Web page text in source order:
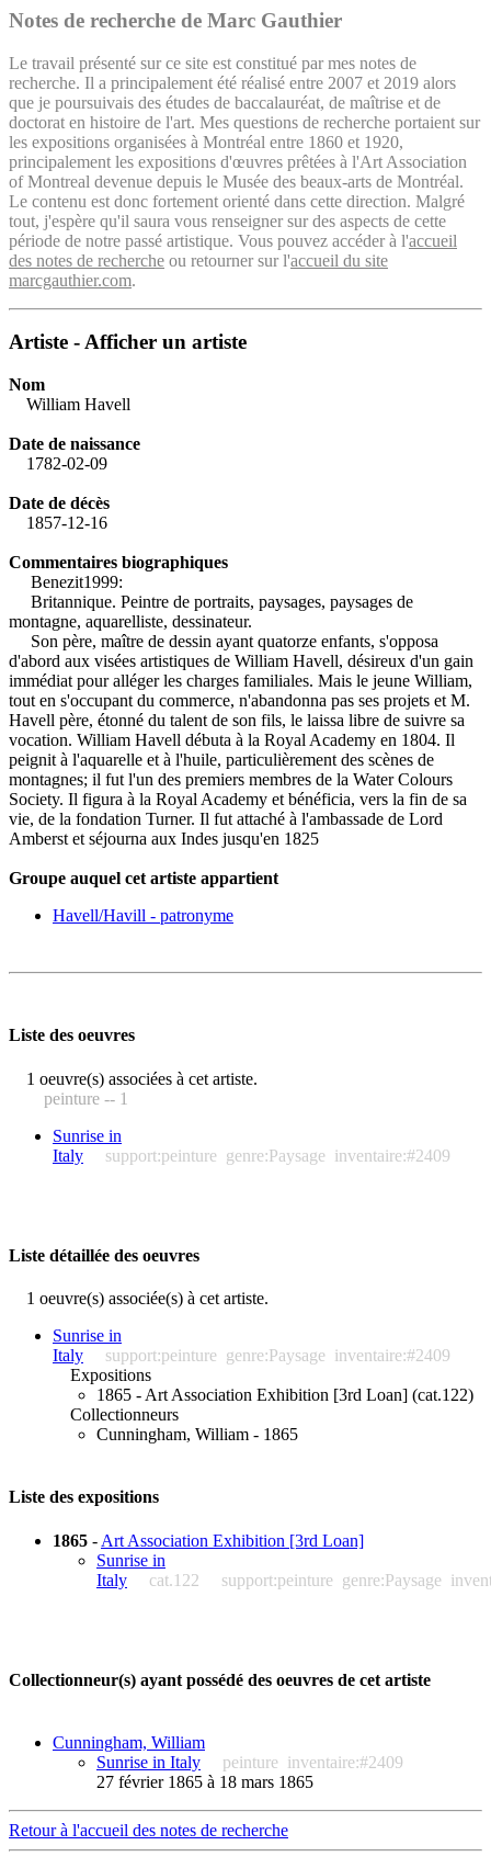
Notes de recherche de Marc Gauthier
Le travail présenté sur ce site est constitué par mes notes de
recherche. Il a principalement été réalisé entre 2007 et 2019 alors
que je poursuivais des études de baccalauréat, de maîtrise et de
doctorat en histoire de l'art. Mes questions de recherche portaient sur
les expositions organisées à Montréal entre 1860 et 1920,
principalement les expositions d'œuvres prêtées à l'Art Association
of Montreal devenue depuis le Musée des beaux-arts de Montréal.
Le contenu est donc fortement orienté dans cette direction. Malgré
tout, j'espère qu'il saura vous renseigner sur des aspects de cette
période de notre passé artistique. Vous pouvez accéder à l'accueil
des notes de recherche ou retourner sur l'accueil du site
marcgauthier.com.
Artiste - Afficher un artiste
Nom
William Havell
Date de naissance
1782-02-09
Date de décès
1857-12-16
Commentaires biographiques
Benezit1999:
Britannique. Peintre de portraits, paysages, paysages de
montagne, aquarelliste, dessinateur.
Son père, maître de dessin ayant quatorze enfants, s'opposa
d'abord aux visées artistiques de William Havell, désireux d'un gain
immédiat pour alléger les charges familiales. Mais le jeune William,
tout en s'occupant du commerce, n'abandonna pas ses projets et M.
Havell père, étonné du talent de son fils, le laissa libre de suivre sa
vocation. William Havell débuta à la Royal Academy en 1804. Il
peignit à l'aquarelle et à l'huile, particulièrement des scènes de
montagnes; il fut l'un des premiers membres de la Water Colours
Society. Il figura à la Royal Academy et bénéficia, vers la fin de sa
vie, de la fondation Turner. Il fut attaché à l'ambassade de Lord
Amberst et séjourna aux Indes jusqu'en 1825
Groupe auquel cet artiste appartient
Havell/Havill - patronyme
Liste des oeuvres
1 oeuvre(s) associées à cet artiste.
peinture -- 1
Sunrise in
Italy
support:peinture genre:Paysage inventaire:#2409
Liste détaillée des oeuvres
1 oeuvre(s) associée(s) à cet artiste.
Sunrise in
Italy
support:peinture genre:Paysage inventaire:#2409
Expositions
1865 - Art Association Exhibition [3rd Loan] (cat.122)
Collectionneurs
Cunningham, William - 1865
Liste des expositions
1865 - Art Association Exhibition [3rd Loan]
Sunrise in
Italy
cat.122 support:peinture genre:Paysage
Collectionneur(s) ayant possédé des oeuvres de cet artiste
Cunningham, William
Sunrise in Italy
peinture inventaire:#2409
27 février 1865 à 18 mars 1865
Retour à l'accueil des notes de recherche